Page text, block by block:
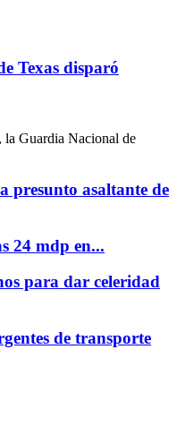
Texas disparó
la Guardia Nacional de
presunto asaltante de
24 mdp en...
para dar celeridad
de transporte